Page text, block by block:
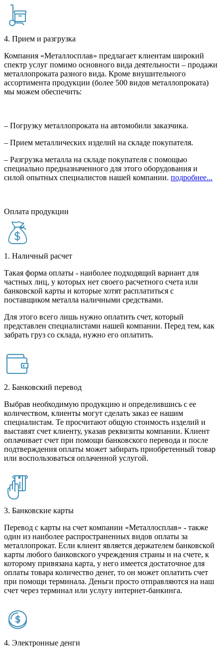
4. Прием и разгрузка
Компания «Металлосплав» предлагает клиентам широкий
спектр услуг помимо основного вида деятельности – продажи
металлопроката разного вида. Кроме внушительного
ассортимента продукции (более 500 видов металлопроката)
мы можем обеспечить:
– Погрузку металлопроката на автомобили заказчика.
– Прием металлических изделий на складе покупателя.
– Разгрузка металла на складе покупателя с помощью
специально предназначенного для этого оборудования и
силой опытных специалистов нашей компании. подробнее...
Оплата продукции
1. Наличный расчет
Такая форма оплаты - наиболее подходящий вариант для
частных лиц, у которых нет своего расчетного счета или
банковской карты и которые хотят расплатиться с
поставщиком металла наличными средствами.
Для этого всего лишь нужно оплатить счет, который
представлен специалистами нашей компании. Перед тем, как
забрать груз со склада, нужно его оплатить.
2. Банковский перевод
Выбрав необходимую продукцию и определившись с ее
количеством, клиенты могут сделать заказ ее нашим
специалистам. Те просчитают общую стоимость изделий и
выставят счет клиенту, указав реквизиты компании. Клиент
оплачивает счет при помощи банковского перевода и после
подтверждения оплаты может забирать приобретенный товар
или воспользоваться оплаченной услугой.
3. Банковские карты
Перевод с карты на счет компании «Металлосплав» - также
один из наиболее распространенных видов оплаты за
металлопрокат. Если клиент является держателем банковской
карты любого банковского учреждения страны и на счете, к
которому привязана карта, у него имеется достаточное для
оплаты товара количество денег, то он может оплатить счет
при помощи терминала. Деньги просто отправляются на наш
счет через терминал или услугу интернет-банкинга.
4. Электронные денги